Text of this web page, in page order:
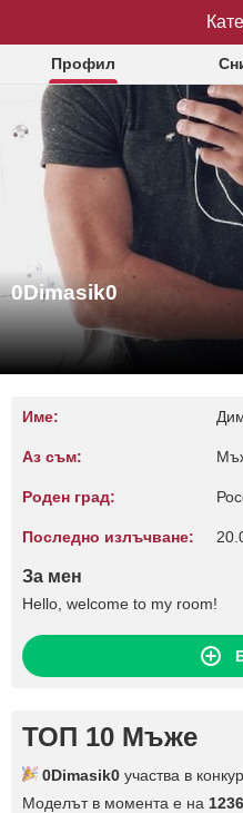
Профил
0Dimasik0
Име:
Аз съм:
Роден град:
Последно излъчване:
За мен
Hello, welcome to my room!
ТОП 10 Мъже
0Dimasik0 участва в
Моделът в момента е на